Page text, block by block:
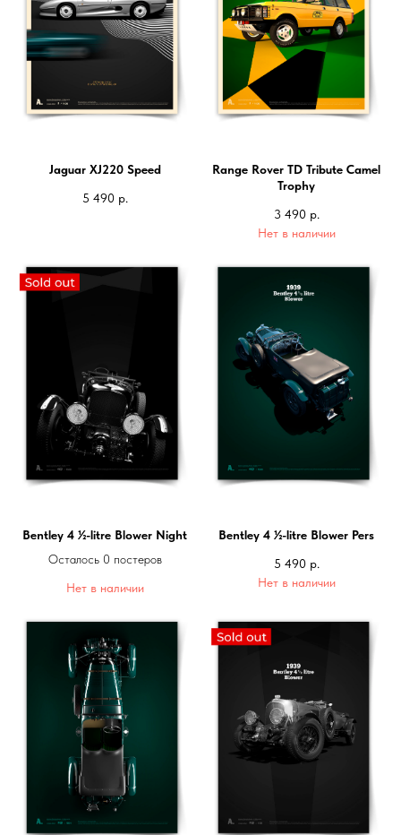
Jaguar XJ220 Speed
5 490 р.
Range Rover TD Tribute Camel
Trophy
3 490 р.
Нет в наличии
Bentley 4 ½-litre Blower Night
Осталось 0 постеров
Нет в наличии
Bentley 4 ½-litre Blower Pers
5 490 р.
Нет в наличии